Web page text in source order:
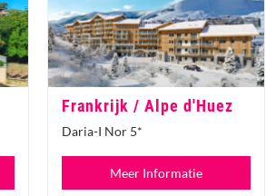
Frankrijk / Alpe d'Huez
Daria-I Nor 5*
Meer Informatie